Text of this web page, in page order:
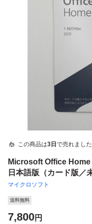
この商品は3日 で売れました
Microsoft Office
日本語版（カード版／
マイクロソフト
送料無料
7,800円